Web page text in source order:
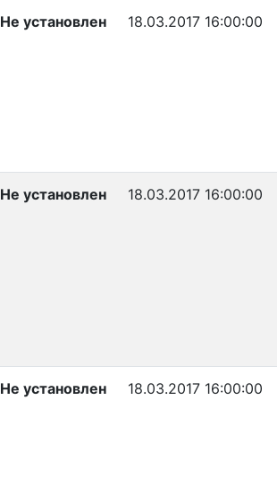
Не установлен 18.03.2017 16:00:00
Не установлен 18.03.2017 16:00:00
Не установлен 18.03.2017 16:00:00